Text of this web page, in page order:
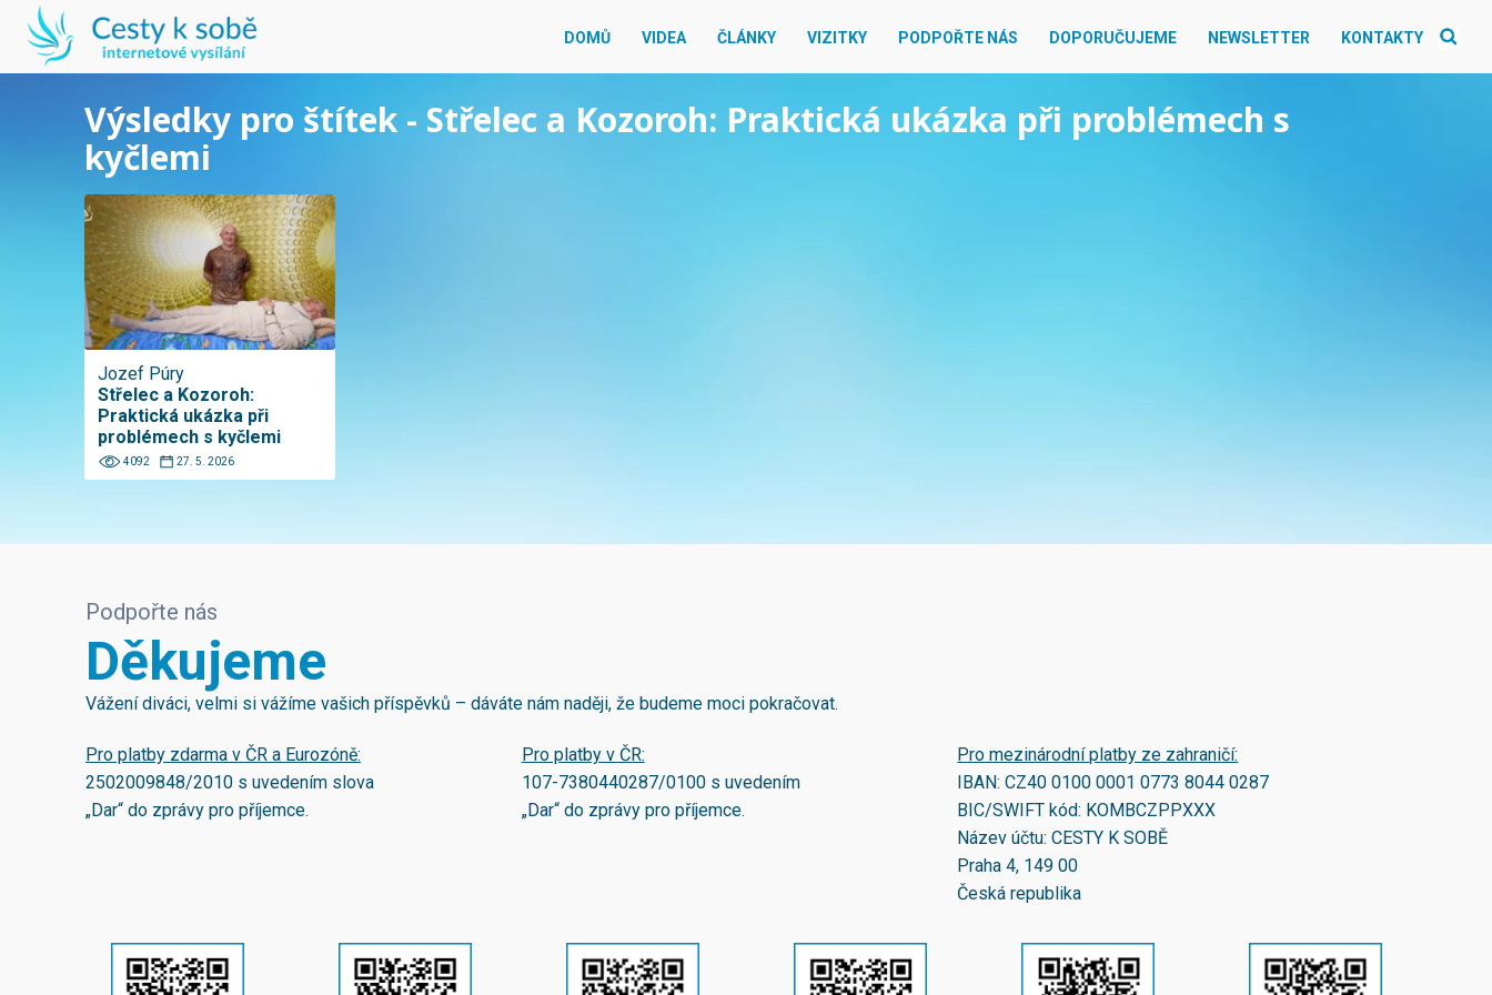
DOMŮ VIDEA ČLÁNKY VIZITKY PODPOŘTE NÁS DOPORUČUJEME NEWSLETTER KONTAKTY
Výsledky pro štítek - Střelec a Kozoroh: Praktická ukázka při problémech s
kyčlemi
Jozef Púry
Střelec a Kozoroh:
Praktická ukázka při
problémech s kyčlemi
4092 27. 5. 2026
Podpořte nás
Děkujeme
Vážení diváci, velmi si vážíme vašich příspěvků – dáváte nám naději, že budeme moci pokračovat.
Pro platby zdarma v ČR a Eurozóně:
2502009848/2010 s uvedením slova
„Dar“ do zprávy pro příjemce.
Pro platby v ČR:
107-7380440287/0100s uvedením
„Dar“ do zprávy pro příjemce.
Pro mezinárodní platby ze zahraničí:
IBAN:CZ40 0100 0001 0773 8044 0287
BIC/SWIFT kód: KOMBCZPPXXX
Název účtu: CESTY K SOBĚ
Praha 4, 149 00
Česká republika